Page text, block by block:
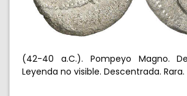
(42-40 a.C.). Pompeyo Magno.
Leyenda no visible. Descentrada.